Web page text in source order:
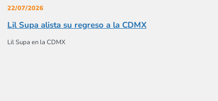
22/07/2026
Lil Supa alista su regreso a la CDMX
Lil Supa en la CDMX